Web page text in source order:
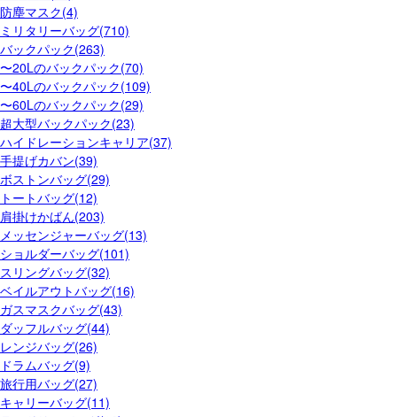
防塵マスク(4)
ミリタリーバッグ(710)
バックパック(263)
〜20Lのバックパック(70)
〜40Lのバックパック(109)
〜60Lのバックパック(29)
超大型バックパック(23)
ハイドレーションキャリア(37)
手提げカバン(39)
ボストンバッグ(29)
トートバッグ(12)
肩掛けかばん(203)
メッセンジャーバッグ(13)
ショルダーバッグ(101)
スリングバッグ(32)
ベイルアウトバッグ(16)
ガスマスクバッグ(43)
ダッフルバッグ(44)
レンジバッグ(26)
ドラムバッグ(9)
旅行用バッグ(27)
キャリーバッグ(11)